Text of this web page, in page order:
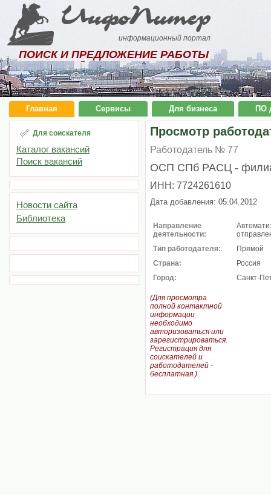
ИнфоПитер
информационный портал
ПОИСК И ПРЕДЛОЖЕНИЕ РАБОТЫ
Главная Сервисы Для бизнеса ПО
Для соискателя
Каталог вакансий
Поиск вакансий
Новости сайта
Библиотека
Просмотр
Работодатель № 77
ОСП СПб РАСЦ -
ИНН: 7724261610
Дата добавления: 05.04.2012
Направление
деятельности:
Тип работодателя:
Прямой
Страна:
Россия
Город:
Санкт-
(Для просмотра
полной контактной
информации
необходимо
авторизоваться или
зарегистрироваться.
Регистрация для
соискателей и
работодателей -
бесплатная.)